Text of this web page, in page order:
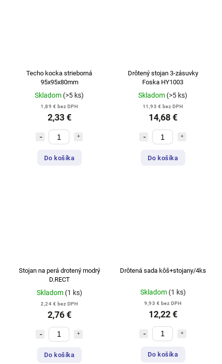
Techo kocka strieborná
95x95x80mm
Skladom (>5 ks)
1,89 € bez DPH
2,33 €
Do košíka
Drôtený stojan 3-zásuvky
Foska HY1003
Skladom (>5 ks)
11,93 € bez DPH
14,68 €
Do košíka
Stojan na perá drotený modrý
D.RECT
Skladom (1 ks)
2,24 € bez DPH
2,76 €
Do košíka
Drôtená sada kôš+stojany/4ks
Skladom (1 ks)
9,93 € bez DPH
12,22 €
Do košíka